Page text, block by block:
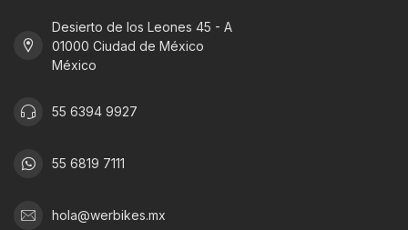
Desierto de los Leones 45 - A
01000 Ciudad de México
México
55 6394 9927
55 6819 7111
hola@werbikes.mx